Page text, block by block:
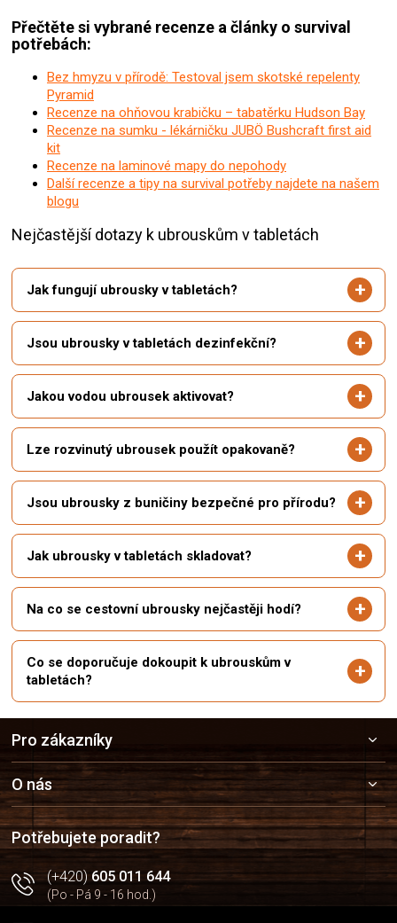
Přečtěte si vybrané recenze a články o survival
potřebách:
Bez hmyzu v přírodě: Testoval jsem skotské repelenty
Pyramid
Recenze na ohňovou krabičku – tabatěrku Hudson Bay
Recenze na sumku - lékárničku JUBÖ Bushcraft first aid
kit
Recenze na laminové mapy do nepohody
Další recenze a tipy na survival potřeby najdete na našem
blogu
Nejčastější dotazy k ubrouskům v tabletách
Jak fungují ubrousky v tabletách?
Jsou ubrousky v tabletách dezinfekční?
Jakou vodou ubrousek aktivovat?
Lze rozvinutý ubrousek použít opakovaně?
Jsou ubrousky z buničiny bezpečné pro přírodu?
Jak ubrousky v tabletách skladovat?
Na co se cestovní ubrousky nejčastěji hodí?
Co se doporučuje dokoupit k ubrouskům v
tabletách?
a
t
í
Pro zákazníky
O nás
Potřebujete poradit?
(+420)605 011 644
(Po - Pá 9 - 16 hod.)